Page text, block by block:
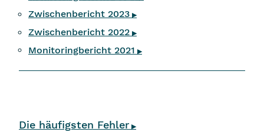
Zwischenbericht 2023 ▶
Zwischenbericht 2022 ▶
Monitoringbericht 2021 ▶
Die häufigsten Fehler ▶